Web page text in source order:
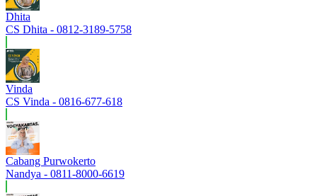
Dhita
CS Dhita - 0812-3189-5758
Vinda
CS Vinda - 0816-677-618
Cabang Purwokerto
Nandya - 0811-8000-6619